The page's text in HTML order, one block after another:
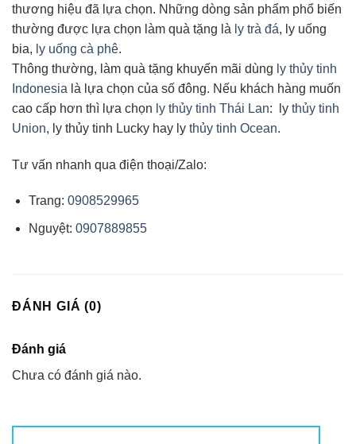
thương hiệu đã lựa chọn. Những dòng sản phẩm phổ biến
thường được lựa chọn làm quà tặng là ly trà đá, ly uống
bia, ly uống cà phê.
Thông thường, làm quà tặng khuyến mãi dùng ly thủy tinh
Indonesia là lựa chọn của số đông. Nếu khách hàng muốn
cao cấp hơn thì lựa chọn ly thủy tinh Thái Lan: ly thủy tinh
Union, ly thủy tinh Lucky hay ly thủy tinh Ocean.
Tư vấn nhanh qua điện thoại/Zalo:
Trang: 0908529965
Nguyệt: 0907889855
ĐÁNH GIÁ (0)
Đánh giá
Chưa có đánh giá nào.